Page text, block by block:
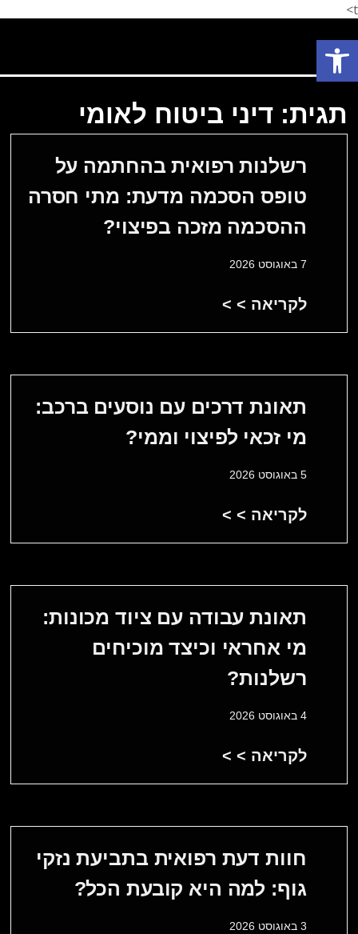
t>
תגית: דיני ביטוח לאומי
רשלנות רפואית בהחתמה על
טופס הסכמה מדעת: מתי חסרה
ההסכמה מזכה בפיצוי?
7 באוגוסט 2026
לקריאה > >
תאונת דרכים עם נוסעים ברכב:
מי זכאי לפיצוי וממי?
5 באוגוסט 2026
לקריאה > >
תאונת עבודה עם ציוד מכונות:
מי אחראי וכיצד מוכיחים
רשלנות?
4 באוגוסט 2026
לקריאה > >
חוות דעת רפואית בתביעת נזקי
גוף: למה היא קובעת הכל?
3 באוגוסט 2026
פתח סרגל נגישות
פתח סרגל נגישות